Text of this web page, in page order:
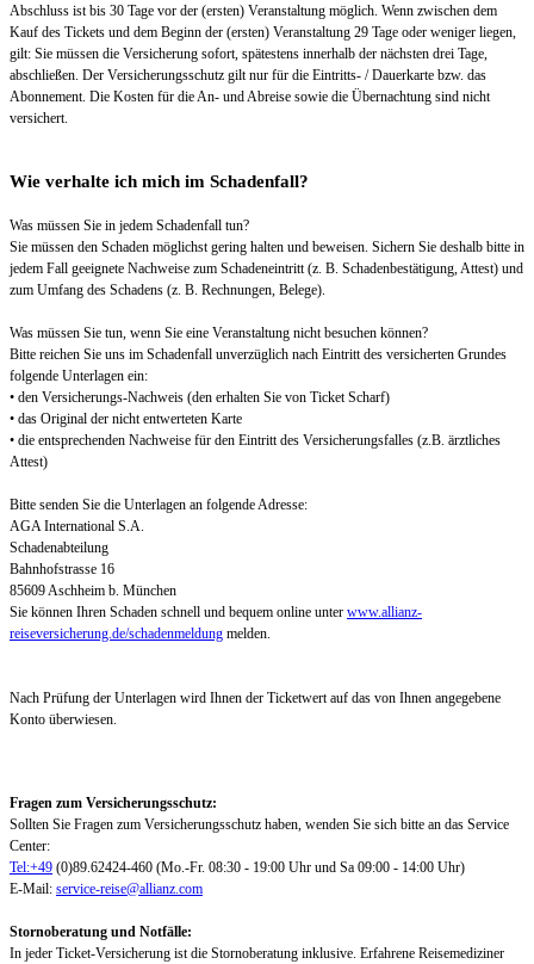
Abschluss ist bis 30 Tage vor der (ersten) Veranstaltung möglich. Wenn zwischen dem
Kauf des Tickets und dem Beginn der (ersten) Veranstaltung 29 Tage oder weniger liegen,
gilt: Sie müssen die Versicherung sofort, spätestens innerhalb der nächsten drei Tage,
abschließen. Der Versicherungsschutz gilt nur für die Eintritts- / Dauerkarte bzw. das
Abonnement. Die Kosten für die An- und Abreise sowie die Übernachtung sind nicht
versichert.
Wie verhalte ich mich im Schadenfall?
Was müssen Sie in jedem Schadenfall tun?
Sie müssen den Schaden möglichst gering halten und beweisen. Sichern Sie deshalb bitte in
jedem Fall geeignete Nachweise zum Schadeneintritt (z. B. Schadenbestätigung, Attest) und
zum Umfang des Schadens (z. B. Rechnungen, Belege).
Was müssen Sie tun, wenn Sie eine Veranstaltung nicht besuchen können?
Bitte reichen Sie uns im Schadenfall unverzüglich nach Eintritt des versicherten Grundes
folgende Unterlagen ein:
• den Versicherungs-Nachweis (den erhalten Sie von Ticket Scharf)
• das Original der nicht entwerteten Karte
• die entsprechenden Nachweise für den Eintritt des Versicherungsfalles (z.B. ärztliches
Attest)
Bitte senden Sie die Unterlagen an folgende Adresse:
AGA International S.A.
Schadenabteilung
Bahnhofstrasse 16
85609 Aschheim b. München
Sie können Ihren Schaden schnell und bequem online unter www.allianz-
reiseversicherung.de/schadenmeldung melden.
Nach Prüfung der Unterlagen wird Ihnen der Ticketwert auf das von Ihnen angegebene
Konto überwiesen.
Fragen zum Versicherungsschutz:
Sollten Sie Fragen zum Versicherungsschutz haben, wenden Sie sich bitte an das Service
Center:
Tel:+49 (0)89.62424-460 (Mo.-Fr. 08:30 - 19:00 Uhr und Sa 09:00 - 14:00 Uhr)
E-Mail: service-reise@allianz.com
Stornoberatung und Notfälle:
In jeder Ticket-Versicherung ist die Stornoberatung inklusive. Erfahrene Reisemediziner